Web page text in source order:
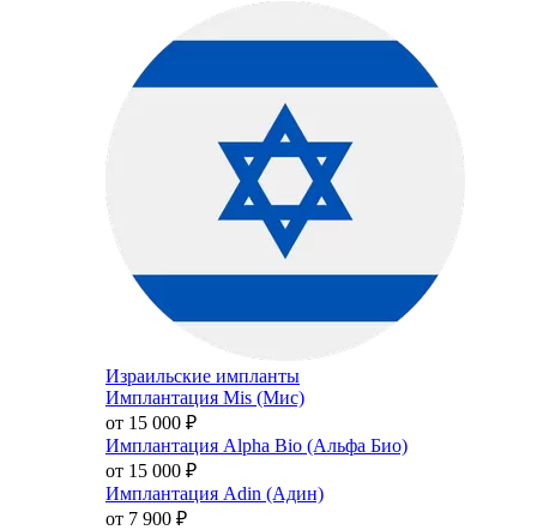
Израильские импланты
Имплантация Mis (Мис)
от 15 000 ₽
Имплантация Alpha Bio (Альфа Био)
от 15 000 ₽
Имплантация Adin (Адин)
от 7 900 ₽